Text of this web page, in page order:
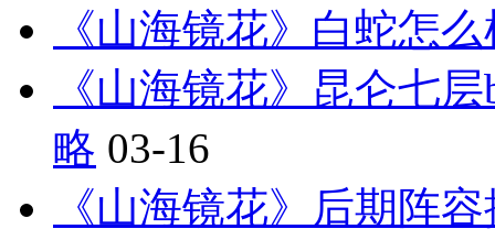
《山海镜花》白蛇怎
《山海镜花》昆仑七
略 03-16
《山海镜花》后期阵